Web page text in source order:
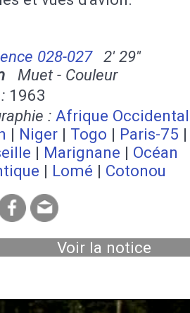
028-027
2' 29''
Muet - Couleur
1963
: Afrique
| Niger | Togo | Paris-75 |
| Marignane | Océan
| Lomé | Cotonou
Voir la notice